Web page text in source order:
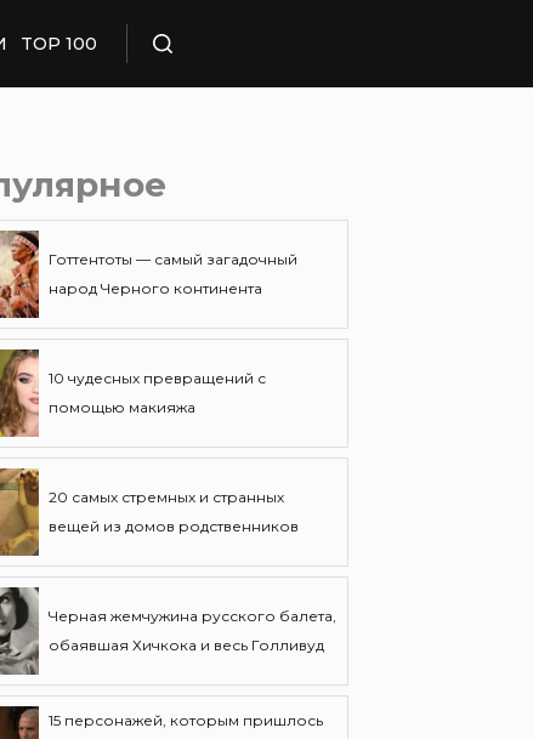
TOP 100
Готтентоты — самый загадочный
народ Черного континента
10 чудесных превращений с
помощью макияжа
20 самых стремных и странных
вещей из домов родственников
Черная жемчужина русского балета,
обаявшая Хичкока и весь Голливуд
15 персонажей, которым пришлось